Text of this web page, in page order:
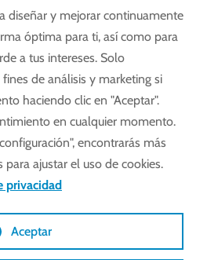
Lock-Str. 2
Ertingen
7371 9508-0
.com
y condiciones
diseñar y mejorar continuamente
óptima para ti, así como para
a tus intereses. Solo
de análisis y marketing si
haciendo clic en "Aceptar".
en cualquier momento.
encontrarás más
ajustar el uso de cookies.
privacidad
Aceptar